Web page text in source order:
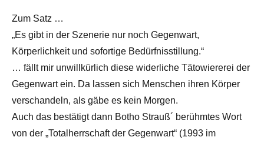
Zum Satz …
„Es gibt in der Szenerie nur noch Gegenwart,
Körperlichkeit und sofortige Bedürfnisstillung.“
… fällt mir unwillkürlich diese widerliche Tätowiererei der
Gegenwart ein. Da lassen sich Menschen ihren Körper
verschandeln, als gäbe es kein Morgen.
Auch das bestätigt dann Botho Strauß´ berühmtes Wort
von der „Totalherrschaft der Gegenwart“ (1993 im